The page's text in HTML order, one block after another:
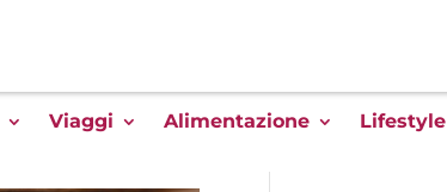
Viaggi Alimentazione Lifestyle